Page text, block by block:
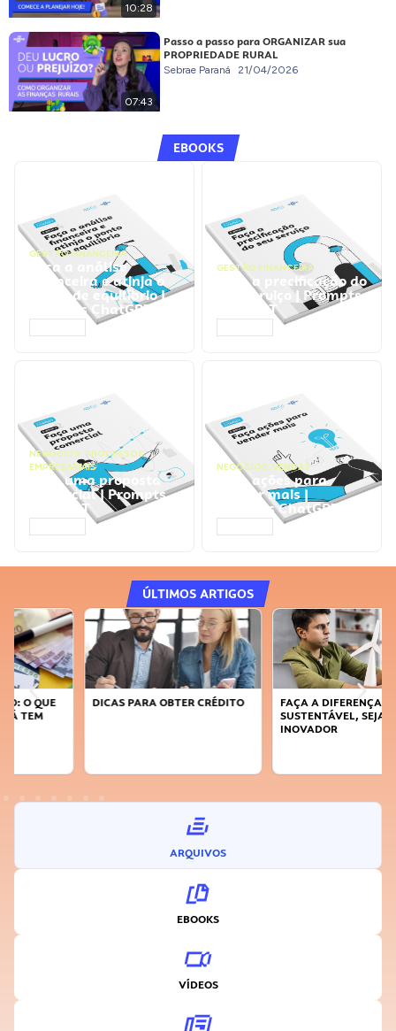
10:28
07:43
Passo a passo para ORGANIZAR sua
PROPRIEDADE RURAL
Sebrae Paraná 21/04/2026
EBOOKS
GESTÃO FINANCEIRA
Faça a análise
financeira e atinja o
ponto de equilíbrio |
Prompts ChatGPT
GESTÃO FINANCEIRA
Faça a precificação do
seu serviço | Prompts
ChatGPT
NEGÓCIOS, PROCESSOS
EMPRESARIAIS
Faça uma proposta
comercial | Prompts
ChatGPT
NEGÓCIOS, VENDAS
Faça ações para
vender mais |
Prompts ChatGPT
ÚLTIMOS ARTIGOS
DICAS PARA OBTER CRÉDITO
FAÇA A DIFERENÇA: SEJA
SUSTENTÁVEL, SEJA
ARQUIVOS
EBOOKS
VÍDEOS